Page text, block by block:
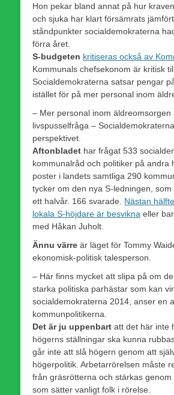
Hon pekar bland annat på hur
och sjuka har klart försämrats
ståndpunkter socialdemokraterna
förra året.
S-budgeten kritiseras också av
Kommunals chefsekonom är kritisk
Socialdemokraterna satsar pengar
istället för på mer personal inom
– Mer personal inom äldreomsorgen
livspusselfråga –
perspektivet.
Aftonbladet har frågat 533
kommunalråd och politiker på andra
poster i landets samtliga 290
tycker om den nya S-ledningen,
ett halvår. 166 svarade. Nästan
lokala S-höjdare är besvikna eller
med Håkan Juholt.
Ännu värre är läget för Tommy
ekonomisk-politisk talesperson.
– Här finns mycket att slipa på om
starka politiska parhästar som kan
socialdemokraterna 2014, anser en
kommunpolitikerna.
Det är ju uppenbart att det här inte
högerns ställningar ska kunna
går inte att slå högern genom att
högerpolitik. Arbetarrörelsen måste
från gräsrötterna och stärkas
som sätter vanligt folk i rörelse.